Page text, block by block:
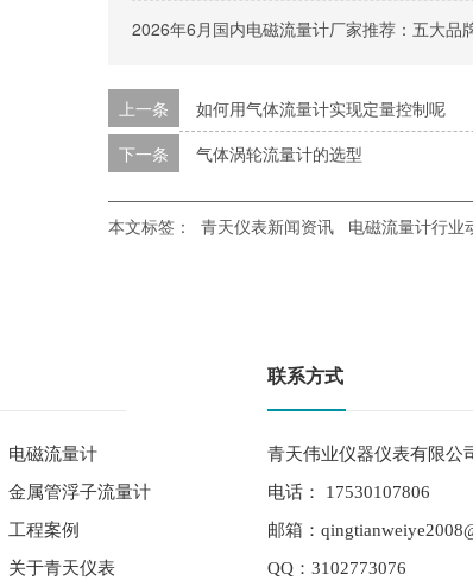
2026年6月国内电磁流量计厂家推荐：五大品
上一条
如何用气体流量计实现定量控制呢
下一条 气体涡轮流量计的选型
本文标签： 青天仪表新闻资讯 电磁流量计行业
电磁流量计
金属管浮子流量计
工程案例
关于青天仪表
联系方式
青天伟业仪器仪表有限公
电话： 17530107806
邮箱：
QQ：3102773076